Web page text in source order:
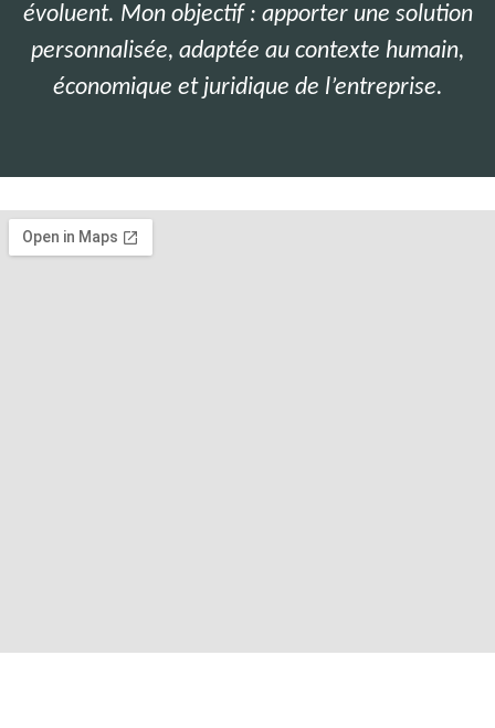
évoluent. Mon objectif : apporter une solution
personnalisée, adaptée au contexte humain,
économique et juridique de l’entreprise.